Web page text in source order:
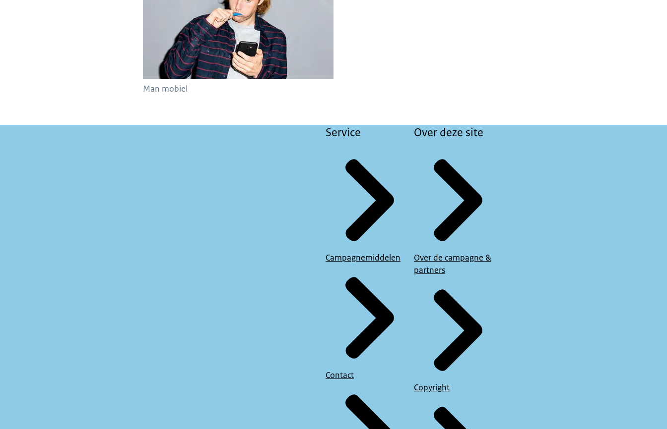
Man mobiel
Service
Campagnemiddelen
Contact
Over deze site
Over de campagne &
partners
Copyright